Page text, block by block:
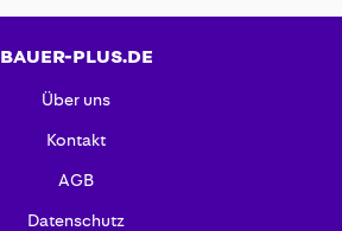
BAUER-PLUS.DE
Über uns
Kontakt
AGB
Datenschutz